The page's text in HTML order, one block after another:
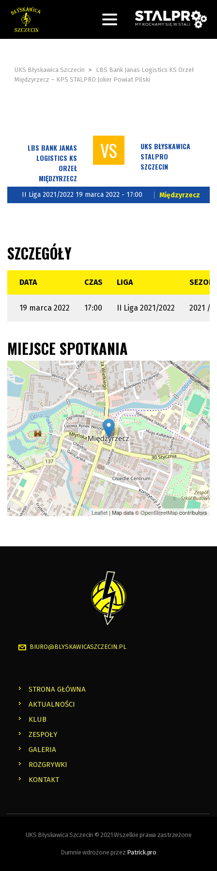
UKS Błyskawica Szczecin >
LBS Bank Janas Logistics KS Orzeł
Międzyrzecz – KPS STALPRO Joker Powiat Pilski
LBS BANK JANAS
LOGISTICS KS
ORZEŁ
MIĘDZYRZECZ
VS
UKS BŁYSKAWICA
STALPRO
SZCZECIN
II Liga 2021/2022 19 marca 2022 - 17:00 Międzyrzecz
SZCZEGÓŁY
DATA CZAS LIGA SEZON
19 marca 2022 17:00 II Liga 2021/2022 2021 /
MIEJSCE SPOTKANIA
Leaflet | Map data ©OpenStreetMapcontributors
BIURO@BLYSKAWICASZCZECIN.PL
STRONA GŁÓWNA
AKTUALNOŚCI
KLUB
ZESPOŁY
GALERIA
ROZGRYWKI
KONTAKT
UKS Błyskawica Szczecin © 2021 Wszelkie prawa zastrzeżone
Dumnie wdrożone przez Patrick.pro